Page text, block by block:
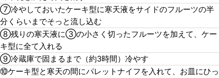
⑦冷やしておいたケーキ型に寒天液をサイドのフルーツの半
分くらいまでそっと流し込む
⑧残りの寒天液に③の小さく切ったフルーツを加えて、ケー
キ型に全て入れる
⑨冷蔵庫で固まるまで（約3時間）冷やす
⑩ケーキ型と寒天の間にパレットナイフを入れて、お皿にひっ